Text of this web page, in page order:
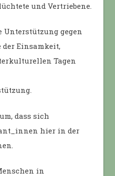
und Vertriebene.
gegen
Einsamkeit,
Tagen
dass sich
hier in der
in